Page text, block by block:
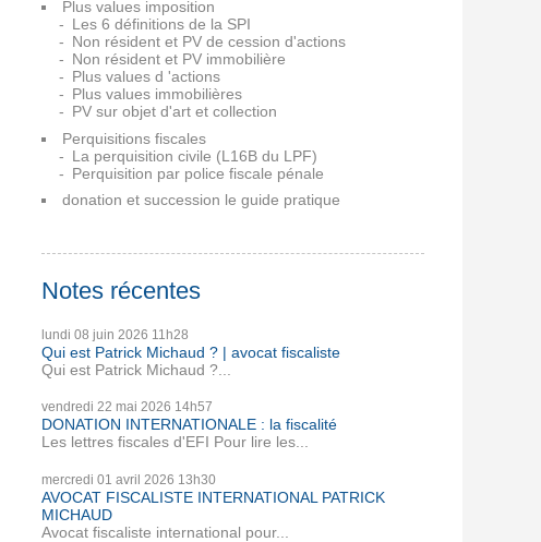
Plus values imposition
Les 6 définitions de la SPI
Non résident et PV de cession d'actions
Non résident et PV immobilière
Plus values d 'actions
Plus values immobilières
PV sur objet d'art et collection
Perquisitions fiscales
La perquisition civile (L16B du LPF)
Perquisition par police fiscale pénale
donation et succession le guide pratique
Notes récentes
lundi 08 juin 2026 11h28
Qui est Patrick Michaud ? | avocat fiscaliste
Qui est Patrick Michaud ?...
vendredi 22 mai 2026 14h57
DONATION INTERNATIONALE : la fiscalité
Les lettres fiscales d'EFI Pour lire les...
mercredi 01 avril 2026 13h30
AVOCAT FISCALISTE INTERNATIONAL PATRICK
MICHAUD
Avocat fiscaliste international pour...